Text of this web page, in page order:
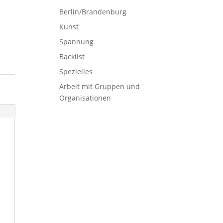
Berlin/Brandenburg
Kunst
Spannung
Backlist
Spezielles
Arbeit mit Gruppen und
Organisationen